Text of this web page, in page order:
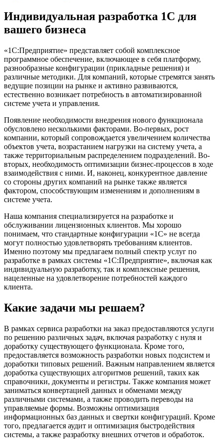
Индивидуальная разработка 1С для
вашего бизнеса
«1С:Предприятие» представляет собой комплексное
программное обеспечение, включающее в себя платформу,
разнообразные конфигурации (прикладные решения) и
различные методики. Для компаний, которые стремятся занять
ведущие позиции на рынке и активно развиваются,
естественно возникает потребность в автоматизированной
системе учета и управления.
Появление необходимости внедрения нового функционала
обусловлено несколькими факторами. Во-первых, рост
компании, который сопровождается увеличением количества
объектов учета, возрастанием нагрузки на систему учета, а
также территориальным распределением подразделений. Во-
вторых, необходимость оптимизации бизнес-процессов в ходе
взаимодействия с ними. И, наконец, конкурентное давление
со стороны других компаний на рынке также является
фактором, способствующим изменениям и дополнениям в
системе учета.
Наша компания специализируется на разработке и
обслуживании лицензионных клиентов. Мы хорошо
понимаем, что стандартные конфигурации «1С» не всегда
могут полностью удовлетворять требованиям клиентов.
Именно поэтому мы предлагаем полный спектр услуг по
разработке в рамках системы «1С:Предприятие», включая как
индивидуальную разработку, так и комплексные решения,
нацеленные на удовлетворение потребностей каждого
клиента.
Какие задачи мы решаем?
В рамках сервиса разработки на заказ предоставляются услуги
по решению различных задач, включая разработку с нуля и
доработку существующего функционала. Кроме того,
предоставляется возможность разработки новых подсистем и
доработки типовых решений. Важным направлением является
доработка существующих алгоритмов решений, таких как
справочники, документы и регистры. Также компания может
заниматься конвертацией данных и обменами между
различными системами, а также проводить переводы на
управляемые формы. Возможны оптимизация
информационных баз данных и свертки конфигураций. Кроме
того, предлагается аудит и оптимизация быстродействия
системы, а также разработку внешних отчетов и обработок.